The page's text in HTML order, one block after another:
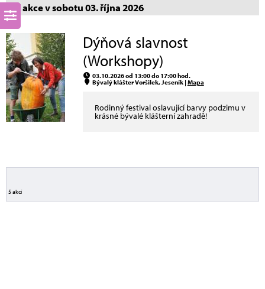
akce v sobotu 03. října 2026
Dýňová slavnost
(Workshopy)
03.10.2026 od 13:00 do 17:00 hod.
Bývalý klášter Voršilek, Jeseník |Mapa
Rodinný festival oslavující barvy podzimu v
krásné bývalé klášterní zahradě!
5 akcí